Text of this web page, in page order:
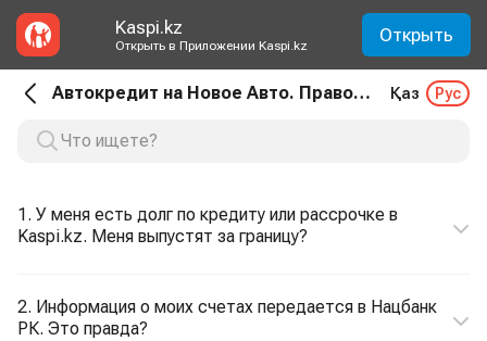
Kaspi.kz
Открыть в Приложении Kaspi.kz Открыть
Автокредит на Новое Авто. Правовые вопросы Қаз Рус
1. У меня есть долг по кредиту или рассрочке в
Kaspi.kz. Меня выпустят за границу?
2. Информация о моих счетах передается в Нацбанк
РК. Это правда?